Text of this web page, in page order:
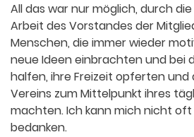
All das war nur möglich, durch
Arbeit des Vorstandes der
Menschen, die immer wieder
neue Ideen einbrachten und bei
halfen, ihre Freizeit opferten und
Vereins zum Mittelpunkt ihres
machten. Ich kann mich nicht
bedanken.